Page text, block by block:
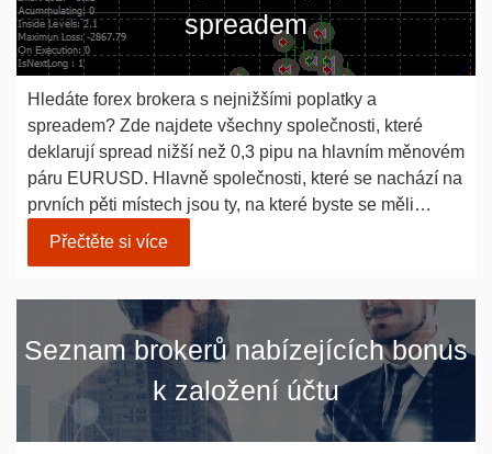
spreadem
Hledáte forex brokera s nejnižšími poplatky a
spreadem? Zde najdete všechny společnosti, které
deklarují spread nižší než 0,3 pipu na hlavním měnovém
páru EURUSD. Hlavně společnosti, které se nachází na
prvních pěti místech jsou ty, na které byste se měli…
Přečtěte si více
Seznam brokerů nabízejících bonus
k založení účtu